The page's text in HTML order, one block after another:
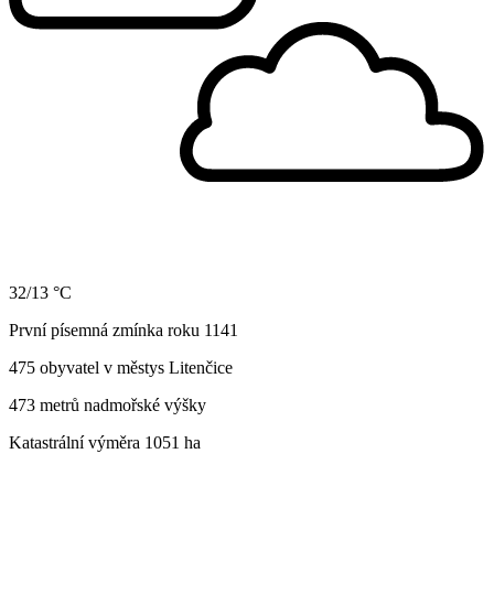
32/13 °C
První písemná zmínka roku 1141
475 obyvatel v městys Litenčice
473 metrů nadmořské výšky
Katastrální výměra 1051 ha